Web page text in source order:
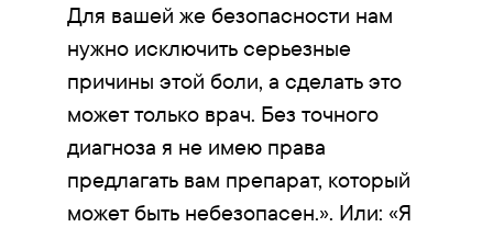
Для вашей же безопасности нам
нужно исключить серьезные
причины этой боли, а сделать это
может только врач. Без точного
диагноза я не имею права
предлагать вам препарат, который
может быть небезопасен.». Или: «Я